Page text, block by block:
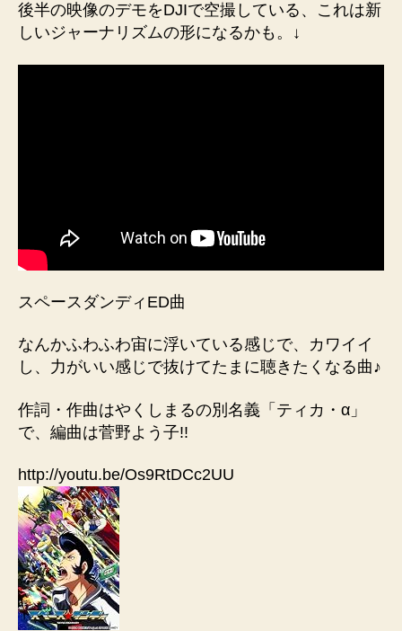
後半の映像のデモをDJIで空撮している、これは新
しいジャーナリズムの形になるかも。↓
スペースダンディED曲
なんかふわふわ宙に浮いている感じで、カワイイ
し、力がいい感じで抜けてたまに聴きたくなる曲♪
作詞・作曲はやくしまるの別名義「ティカ・α」
で、編曲は菅野よう子!!
http://youtu.be/Os9RtDCc2UU